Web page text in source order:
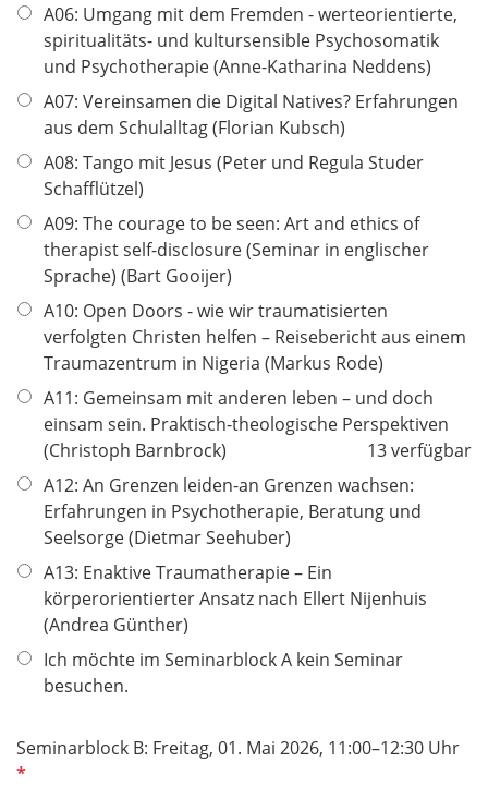
A06: Umgang mit dem Fremden - werteorientierte,
spiritualitäts- und kultursensible Psychosomatik
und Psychotherapie (Anne-Katharina Neddens)
A07: Vereinsamen die Digital Natives? Erfahrungen
aus dem Schulalltag (Florian Kubsch)
A08: Tango mit Jesus (Peter und Regula Studer
Schafflützel)
A09: The courage to be seen: Art and ethics of
therapist self-disclosure (Seminar in englischer
Sprache) (Bart Gooijer)
A10: Open Doors - wie wir traumatisierten
verfolgten Christen helfen – Reisebericht aus einem
Traumazentrum in Nigeria (Markus Rode)
A11: Gemeinsam mit anderen leben – und doch
einsam sein. Praktisch-theologische Perspektiven
(Christoph Barnbrock)
13 verfügbar
A12: An Grenzen leiden-an Grenzen wachsen:
Erfahrungen in Psychotherapie, Beratung und
Seelsorge (Dietmar Seehuber)
A13: Enaktive Traumatherapie – Ein
körperorientierter Ansatz nach Ellert Nijenhuis
(Andrea Günther)
Ich möchte im Seminarblock A kein Seminar
besuchen.
Seminarblock B: Freitag, 01. Mai 2026, 11:00–12:30 UhrP